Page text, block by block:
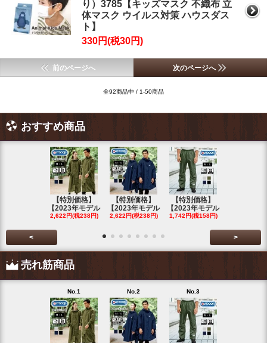
り）3785【キッズマスク 不織布 立
体マスク ウイルス対策 ハウスダス
ト】
330円(税30円)
前のページへ 次のページへ
全92商品中 / 1-50商品
おすすめ商品
【特別価格】
【2023年モデル
2,622円(税238円)
【特別価格】
【2023年モデル
2,622円(税238円)
【特別価格】
【2023年モデル
1,742円(税158円)
< >
売れ筋商品
No.1 No.2 No.3